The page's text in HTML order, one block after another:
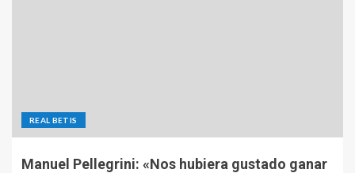
REAL BETIS
Manuel Pellegrini: «Nos hubiera gustado ganar